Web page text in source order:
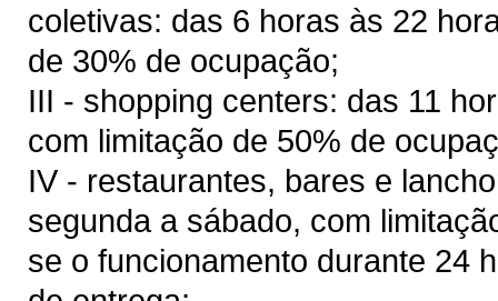
coletivas: das 6 horas às 22
de 30% de ocupação;
III - shopping centers: das 11
com limitação de 50% de
IV - restaurantes, bares e
segunda a sábado, com
se o funcionamento durante 24